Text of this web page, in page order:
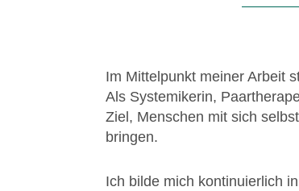
Im Mittelpunkt meiner Arbeit
Als Systemikerin,
Ziel, Menschen mit sich
bringen.
Ich bilde mich kontinuierlich